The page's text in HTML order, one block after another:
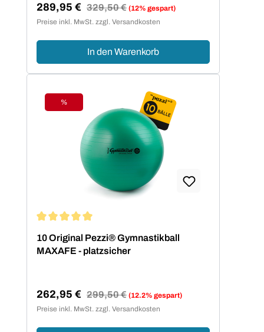
Verkaufspreis:
289,95 € Regulärer Preis:
329,50 € (12% gespart)
Preise inkl. MwSt. zzgl. Versandkosten
In den Warenkorb
Rabatt
%
10 Original Pezzi® Gymnastikball
MAXAFE - platzsicher
Verkaufspreis:
262,95 € Regulärer Preis:
299,50 € (12.2% gespart)
Preise inkl. MwSt. zzgl. Versandkosten